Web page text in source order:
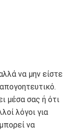
να μην είστε
μέσα σας ή ότι
λόγοι για
να